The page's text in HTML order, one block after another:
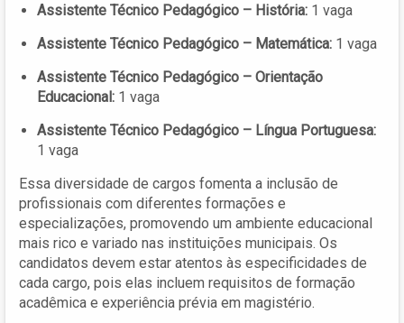
Assistente Técnico Pedagógico – História: 1 vaga
Assistente Técnico Pedagógico – Matemática: 1 vaga
Assistente Técnico Pedagógico – Orientação
Educacional: 1 vaga
Assistente Técnico Pedagógico – Língua Portuguesa:
1 vaga
Essa diversidade de cargos fomenta a inclusão de
profissionais com diferentes formações e
especializações, promovendo um ambiente educacional
mais rico e variado nas instituições municipais. Os
candidatos devem estar atentos às especificidades de
cada cargo, pois elas incluem requisitos de formação
acadêmica e experiência prévia em magistério.